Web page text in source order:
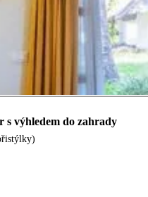
výhledem do zahrady